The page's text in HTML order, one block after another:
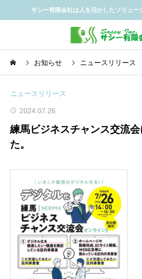
サシー有限会社は人を活かしたソリュー
お知らせ ニュースリリース
ニュースリリース
2024.07.26
練馬ビジネスチャンス交流
た。